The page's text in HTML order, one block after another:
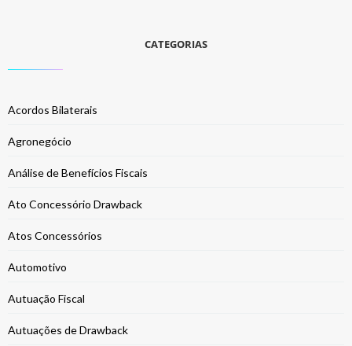
CATEGORIAS
Acordos Bilaterais
Agronegócio
Análise de Benefícios Fiscais
Ato Concessório Drawback
Atos Concessórios
Automotivo
Autuação Fiscal
Autuações de Drawback